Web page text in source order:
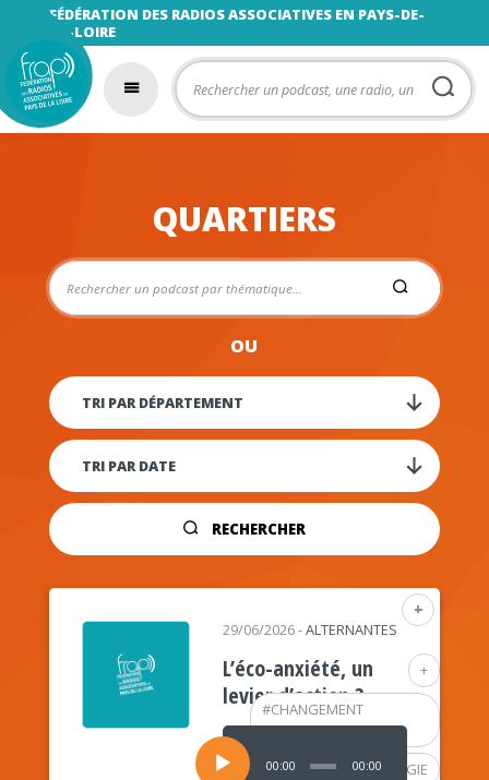
FÉDÉRATION DES RADIOS ASSOCIATIVES EN PAYS-DE-
LA-LOIRE
QUARTIERS
OU
RECHERCHER
+
+
#CHANGEMENT
CLIMATIQUE
#PSYCHOLOGIE
29/06/2026-ALTERNANTES
L’éco-anxiété, un
levier d’action ?
Lecteur
audio
00:00 00:00